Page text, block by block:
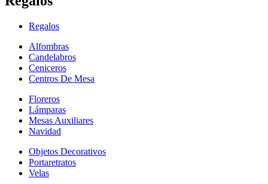
Regalos
Alfombras
Candelabros
Ceniceros
Centros De Mesa
Floreros
Lámparas
Mesas Auxiliares
Navidad
Objetos Decorativos
Portaretratos
Velas